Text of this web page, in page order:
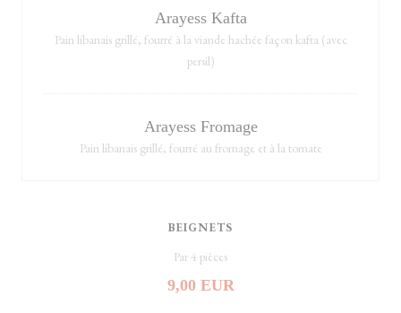
Arayess Kafta
Pain libanais grillé, fourré à la viande hachée façon kafta (avec
persil)
Arayess Fromage
Pain libanais grillé, fourré au fromage et à la tomate
BEIGNETS
Par 4 pièces
9,00 EUR